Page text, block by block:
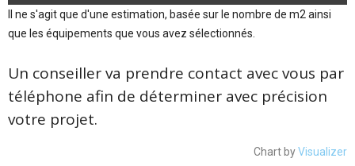
Il ne s'agit que d'une estimation, basée sur le nombre de m2 ainsi
que les équipements que vous avez sélectionnés.
Un conseiller va prendre contact avec vous par
téléphone afin de déterminer avec précision
votre projet.
Chart byVisualizer